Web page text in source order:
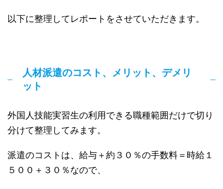
以下に整理してレポートをさせていただきます。
人材派遣のコスト、メリット、デメリ
ット
外国人技能実習生の利用できる職種範囲だけで切り
分けて整理してみます。
派遣のコストは、給与＋約３０％の手数料＝時給１
５００＋３０％なので、